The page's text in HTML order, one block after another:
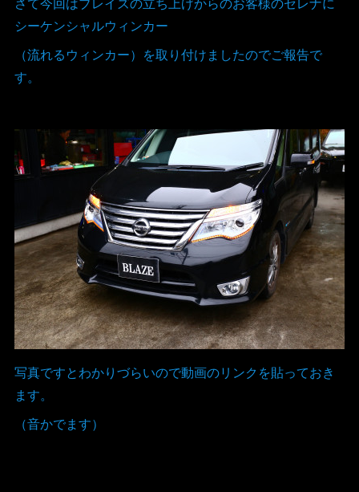
シーケンシャルウィンカー
（流れるウィンカー）を取り付けましたのでご報告で
す。
写真ですとわかりづらいので動画のリンクを貼っておき
ます。
（音かでます）